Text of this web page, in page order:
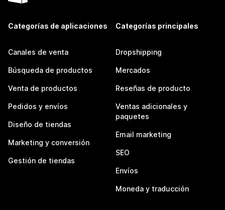
Categorías de aplicaciones
Canales de venta
Búsqueda de productos
Venta de productos
Pedidos y envíos
Diseño de tiendas
Marketing y conversión
Gestión de tiendas
Categorías principales
Dropshipping
Mercados
Reseñas de producto
Ventas adicionales y
paquetes
Email marketing
SEO
Envíos
Moneda y traducción